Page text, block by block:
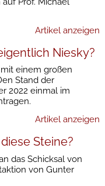
Artikel anzeigen
Niesky?
einem großen
Stand der
2022 einmal im
Artikel anzeigen
Steine?
das Schicksal von
von Gunter